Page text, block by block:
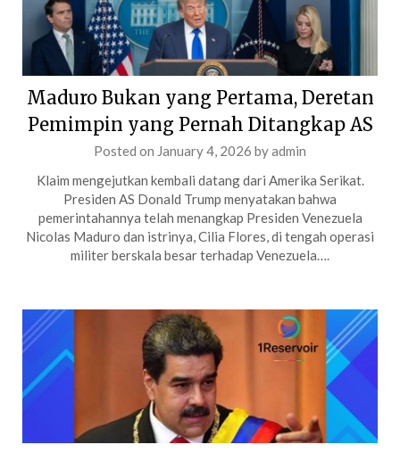
Maduro Bukan yang Pertama, Deretan
Pemimpin yang Pernah Ditangkap AS
Posted on January 4, 2026 byadmin
Klaim mengejutkan kembali datang dari Amerika Serikat.
Presiden AS Donald Trump menyatakan bahwa
pemerintahannya telah menangkap Presiden Venezuela
Nicolas Maduro dan istrinya, Cilia Flores, di tengah operasi
militer berskala besar terhadap Venezuela….